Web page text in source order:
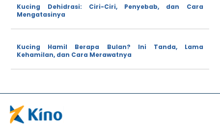
Kucing Dehidrasi: Ciri-Ciri, Penyebab, dan Cara
Mengatasinya
Kucing Hamil Berapa Bulan? Ini Tanda, Lama
Kehamilan, dan Cara Merawatnya